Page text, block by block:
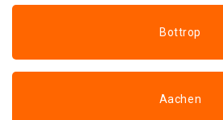
Bottrop
Aachen